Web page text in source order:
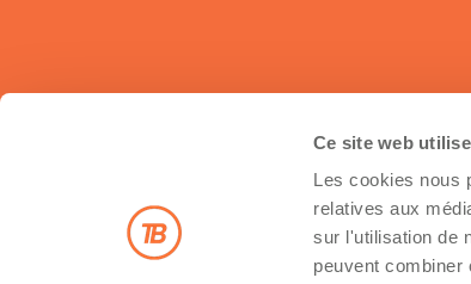
Ce site web
Les cookies nous
relatives aux
sur l'utilisation de
peuvent
Inscrivez-vous à notre infolettre